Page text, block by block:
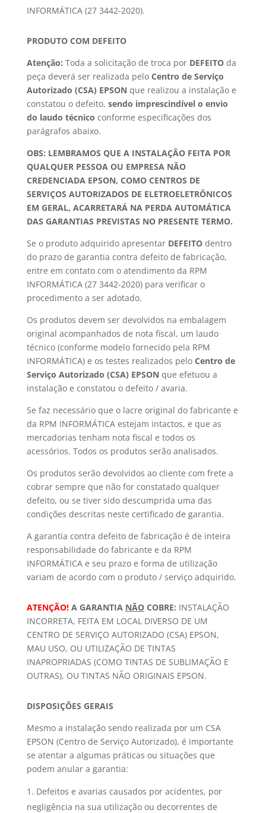
INFORMÁTICA (27 3442-2020).
PRODUTO COM DEFEITO
Atenção: Toda a solicitação de troca porDEFEITO da
peça deverá ser realizada pelo Centro de Serviço
Autorizado (CSA) EPSON que realizou a instalação e
constatou o defeito, sendo imprescindível o envio
do laudo técnico conforme especificações dos
parágrafos abaixo.
OBS: LEMBRAMOS QUE A INSTALAÇÃO FEITA POR
QUALQUER PESSOA OU EMPRESA NÃO
CREDENCIADA EPSON, COMO CENTROS DE
SERVIÇOS AUTORIZADOS DE ELETROELETRÔNICOS
EM GERAL, ACARRETARÁ NA PERDA AUTOMÁTICA
DAS GARANTIAS PREVISTAS NO PRESENTE TERMO.
Se o produto adquirido apresentar DEFEITOdentro
do prazo de garantia contra defeito de fabricação,
entre em contato com o atendimento da RPM
INFORMÁTICA (27 3442-2020) para verificar o
procedimento a ser adotado.
Os produtos devem ser devolvidos na embalagem
original acompanhados de nota fiscal, um laudo
técnico (conforme modelo fornecido pela RPM
INFORMÁTICA) e os testes realizados pelo Centro de
Serviço Autorizado (CSA) EPSON que efetuou a
instalação e constatou o defeito / avaria.
Se faz necessário que o lacre original do fabricante e
da RPM INFORMÁTICA estejam intactos, e que as
mercadorias tenham nota fiscal e todos os
acessórios. Todos os produtos serão analisados.
Os produtos serão devolvidos ao cliente com frete a
cobrar sempre que não for constatado qualquer
defeito, ou se tiver sido descumprida uma das
condições descritas neste certificado de garantia.
A garantia contra defeito de fabricação é de inteira
responsabilidade do fabricante e da RPM
INFORMÁTICA e seu prazo e forma de utilização
variam de acordo com o produto / serviço adquirido.
ATENÇÃO!A GARANTIA NÃOCOBRE: INSTALAÇÃO
INCORRETA, FEITA EM LOCAL DIVERSO DE UM
CENTRO DE SERVIÇO AUTORIZADO (CSA) EPSON,
MAU USO, OU UTILIZAÇÃO DE TINTAS
INAPROPRIADAS (COMO TINTAS DE SUBLIMAÇÃO E
OUTRAS), OU TINTAS NÃO ORIGINAIS EPSON.
DISPOSIÇÕES GERAIS
Mesmo a instalação sendo realizada por um CSA
EPSON (Centro de Serviço Autorizado), é importante
se atentar a algumas práticas ou situações que
podem anular a garantia:
Defeitos e avarias causados por acidentes, por
negligência na sua utilização ou decorrentes de